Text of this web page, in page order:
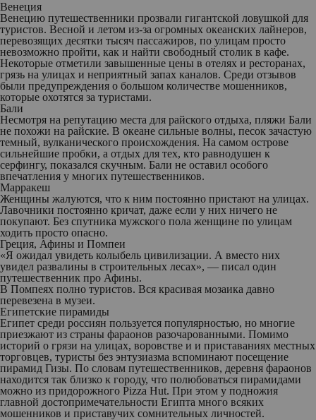
Венеция
Венецию путешественники прозвали гигантской ловушкой для
туристов. Весной и летом из-за огромных океанских лайнеров,
перевозящих десятки тысяч пассажиров, по улицам просто
невозможно пройти, как и найти свободный столик в кафе.
Некоторые отметили завышенные цены в отелях и ресторанах,
грязь на улицах и неприятный запах каналов. Среди отзывов
были предупреждения о большом количестве мошенников,
которые охотятся за туристами.
Бали
Несмотря на репутацию места для райского отдыха, пляжи Бали
не похожи на райские. В океане сильные волны, песок зачастую
темный, вулканического происхождения. На самом острове
сильнейшие пробки, а отдых для тех, кто равнодушен к
серфингу, показался скучным. Бали не оставил особого
впечатления у многих путешественников.
Марракеш
Женщины жалуются, что к ним постоянно пристают на улицах.
Лавочники постоянно кричат, даже если у них ничего не
покупают. Без спутника мужского пола женщине по улицам
ходить просто опасно.
Греция, Афины и Помпеи
«Я ожидал увидеть колыбель цивилизации. А вместо них
увидел развалины в строительных лесах», — писал один
путешественник про Афины.
В Помпеях полно туристов. Вся красивая мозаика давно
перевезена в музеи.
Египетские пирамиды
Египет среди россиян пользуется популярностью, но многие
приезжают из страны фараонов разочарованными. Помимо
историй о грязи на улицах, воровстве и и приставаниях местных
торговцев, туристы без энтузиазма вспоминают посещение
пирамид Гизы. По словам путешественников, деревня фараонов
находится так близко к городу, что полюбоваться пирамидами
можно из придорожного Pizza Hut. При этом у подножия
главной достопримечательности Египта много всяких
мошенников и приставучих сомнительных личностей.